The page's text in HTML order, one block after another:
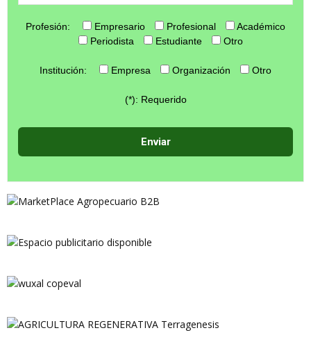
Profesión: Empresario Profesional
Académico
Periodista
Estudiante Otro
Institución: Empresa Organización Otro
(*): Requerido